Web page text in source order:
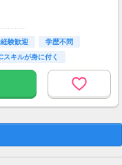
験歓迎
学歴不問
スキルが身に付く